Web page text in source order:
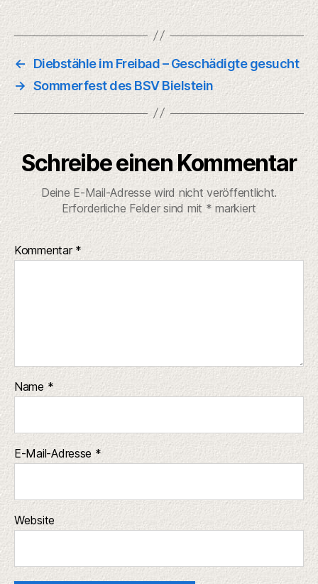
←
Diebstähle im Freibad – Geschädigte gesucht
→ Sommerfest des BSV Bielstein
Schreibe einen Kommentar
Deine E-Mail-Adresse wird nicht veröffentlicht.
Erforderliche Felder sind mit * markiert
Kommentar *
Name*
E-Mail-Adresse *
Website